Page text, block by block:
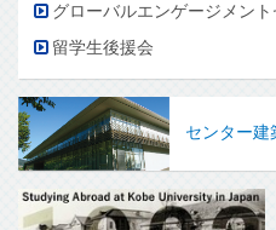
グローバルエンゲージメン
留学生後援会
センター建